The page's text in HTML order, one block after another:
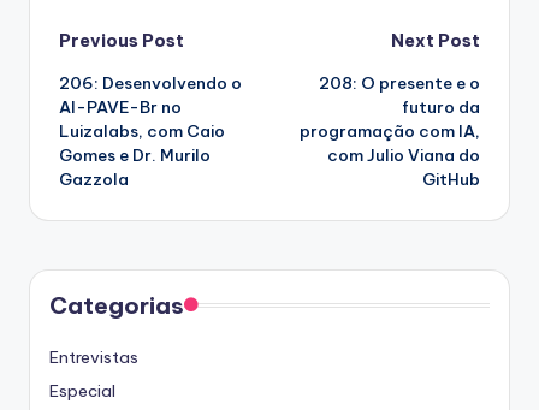
Post
navigation
Previous Post
206: Desenvolvendo o
AI-PAVE-Br no
Luizalabs, com Caio
Gomes e Dr. Murilo
Gazzola
Next Post
208: O presente e o
futuro da
programação com IA,
com Julio Viana do
GitHub
Categorias
Entrevistas
Especial